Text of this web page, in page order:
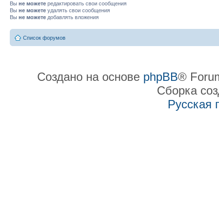
Вы не можете редактировать свои сообщения
Вы не можете удалять свои сообщения
Вы не можете добавлять вложения
Список форумов
Создано на основе phpBB®
Сборка
Русская